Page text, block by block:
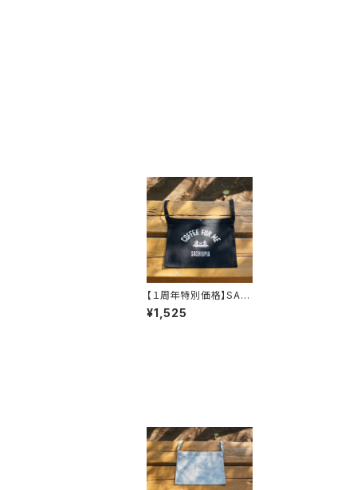
【１周年特別価格】SAC
HIOPIAのサコッシュ
¥1,525